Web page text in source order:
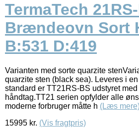
TermaTech
Brændeovn Sort
B:531 D:419
Varianten med sorte quarzite
quarzite sten (black sea). Leveres i
standard er TT21RS-BS udstyret
håndtag.TT21 serien opfylder alle
moderne forbruger måtte h (Læs
15995 kr. (Vis fragtpris)